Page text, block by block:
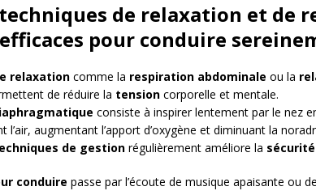
de relaxation et de
pour conduire
relaxation comme la respiration abdominale ou la
de réduire la tension corporelle et mentale.
consiste à inspirer lentement par le nez
l’air, augmentant l’apport d’oxygène et diminuant la
de gestion régulièrement améliore la sécurité
conduire passe par l’écoute de musique apaisante ou